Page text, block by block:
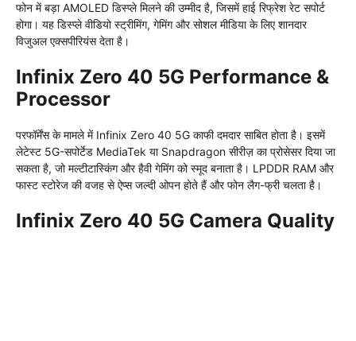
फोन में बड़ा AMOLED डिस्प्ले मिलने की उम्मीद है, जिसमें हाई रिफ्रेश रेट सपोर्ट
होगा। यह डिस्प्ले वीडियो स्ट्रीमिंग, गेमिंग और सोशल मीडिया के लिए शानदार
विजुअल एक्सपीरियंस देता है।
Infinix Zero 40 5G Performance &
Processor
परफॉर्मेंस के मामले में Infinix Zero 40 5G काफी दमदार साबित होता है। इसमें
लेटेस्ट 5G-सपोर्टेड MediaTek या Snapdragon सीरीज़ का प्रोसेसर दिया जा
सकता है, जो मल्टीटास्किंग और हैवी गेमिंग को स्मूद बनाता है। LPDDR RAM और
फास्ट स्टोरेज की वजह से ऐप्स जल्दी ओपन होते हैं और फोन लैग-फ्री चलता है।
Infinix Zero 40 5G Camera Quality